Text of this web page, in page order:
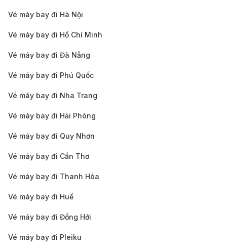
khung giờ trong ngày, cũng có nhiều chuyến bay
hàng tháng. Theo đó, bạn có thể ưu tiên chọn các
chuyến bay vào khung giờ tối muộn, hoặc chuyến
giờ thấp điểm, ít người lựa chọn và thường xuyên
được áp dụng vé ưu đãi, hành khách cũng có thêm cơ
hội tiết kiệm chi phí đặt vé.
Mà Bạn Không Nên Bỏ Lỡ
Vé máy bay đi Hà Nội
Vé máy bay đi Hồ Chí Minh
Vé máy bay đi Đà Nẵng
Vé máy bay đi Phú Quốc
Vé máy bay đi Nha Trang
Vé máy bay đi Hải Phòng
Vé máy bay đi Quy Nhơn
Vé máy bay đi Cần Thơ
Vé máy bay đi Thanh Hóa
Vé máy bay đi Huế
Vé máy bay đi Đồng Hới
Vé máy bay đi Pleiku